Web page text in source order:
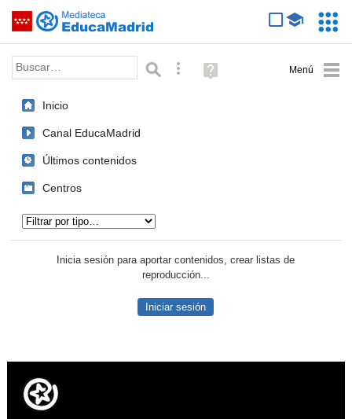
Saltar navegación
Palabra o frase: Búsqueda avanzada
Ayuda
(en
Inicio
Canal EducaMadrid
Últimos contenidos
Centros
Inicia sesión para aportar contenidos, crear listas de
reproducción...
Iniciar sesión